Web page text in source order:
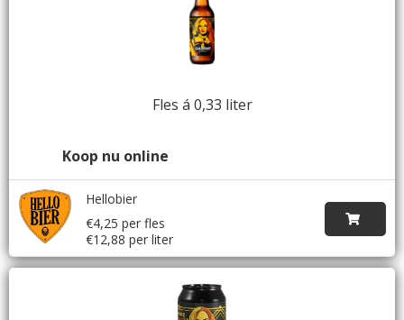
Fles á 0,33 liter
Koop nu online
Hellobier
€4,25 per fles
€12,88 per liter